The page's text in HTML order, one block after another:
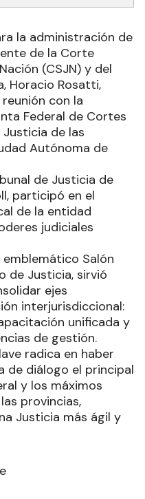
la administración de
de la Corte
(CSJN) y del
Horacio Rosatti,
con la
Federal de Cortes
de las
Autónoma de
de Justicia de
participó en el
de la entidad
judiciales
emblemático Salón
de Justicia, sirvió
ejes
interjurisdiccional:
unificada y
de gestión.
radica en haber
de diálogo el principal
y los máximos
provincias,
Justicia más ágil y